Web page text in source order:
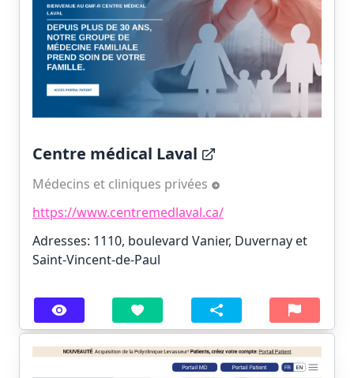
Centre médical Laval
Médecins et cliniques privées
https://www.centremedlaval.ca/
Adresses: 1110, boulevard Vanier, Duvernay et
Saint-Vincent-de-Paul